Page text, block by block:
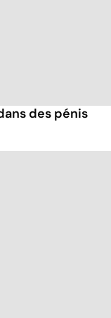
des pénis